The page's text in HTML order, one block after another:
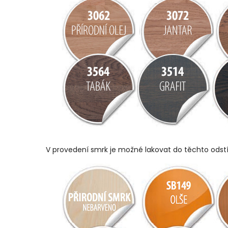
V provedení smrk je možné lakovat do těchto